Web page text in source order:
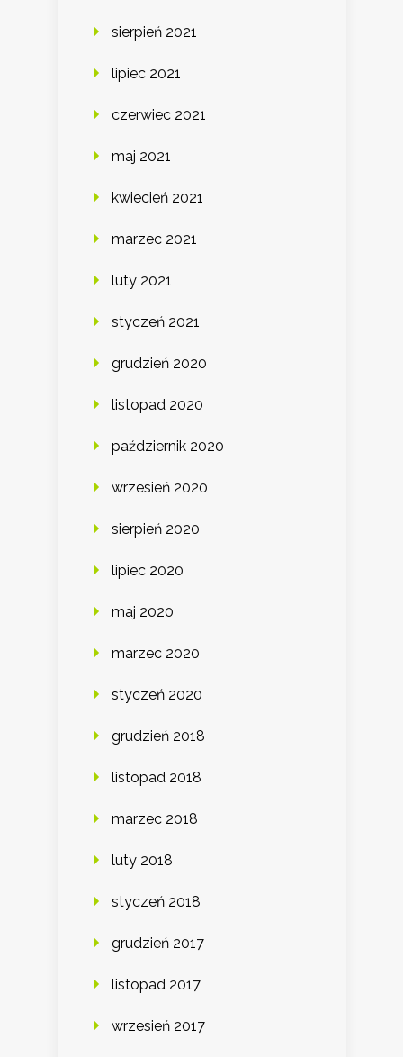
sierpień 2021
lipiec 2021
czerwiec 2021
maj 2021
kwiecień 2021
marzec 2021
luty 2021
styczeń 2021
grudzień 2020
listopad 2020
październik 2020
wrzesień 2020
sierpień 2020
lipiec 2020
maj 2020
marzec 2020
styczeń 2020
grudzień 2018
listopad 2018
marzec 2018
luty 2018
styczeń 2018
grudzień 2017
listopad 2017
wrzesień 2017